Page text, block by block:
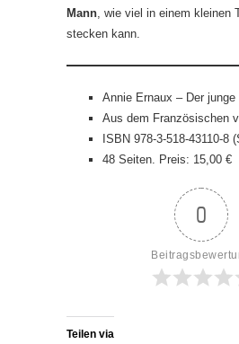
Mann , wie viel in einem kleinen
stecken kann.
Annie Ernaux – Der junge
Aus dem Französischen
ISBN 978-3-518-43110-8
48 Seiten. Preis: 15,00 €
0
Teilen via